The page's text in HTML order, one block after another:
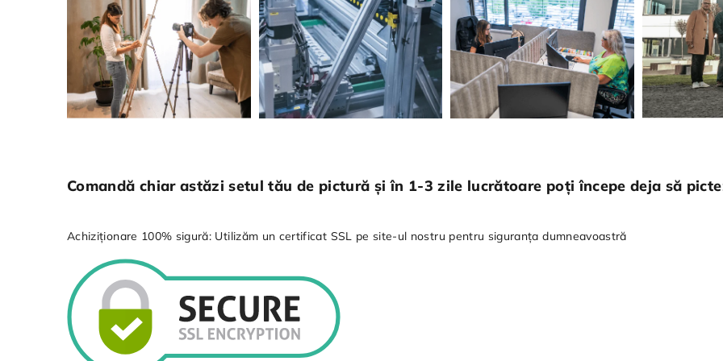
Comandă chiar astăzi setul tău de pictură și în 1-3 zile lucrătoare poți începe deja să
Achiziționare 100% sigură: Utilizăm un certificat SSL pe site-ul nostru pentru siguranța dumneavoastră